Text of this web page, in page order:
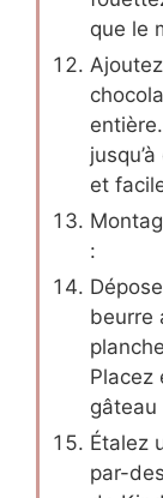
que le
et
:
beurre
Placez
gâteau
Étalez
par-